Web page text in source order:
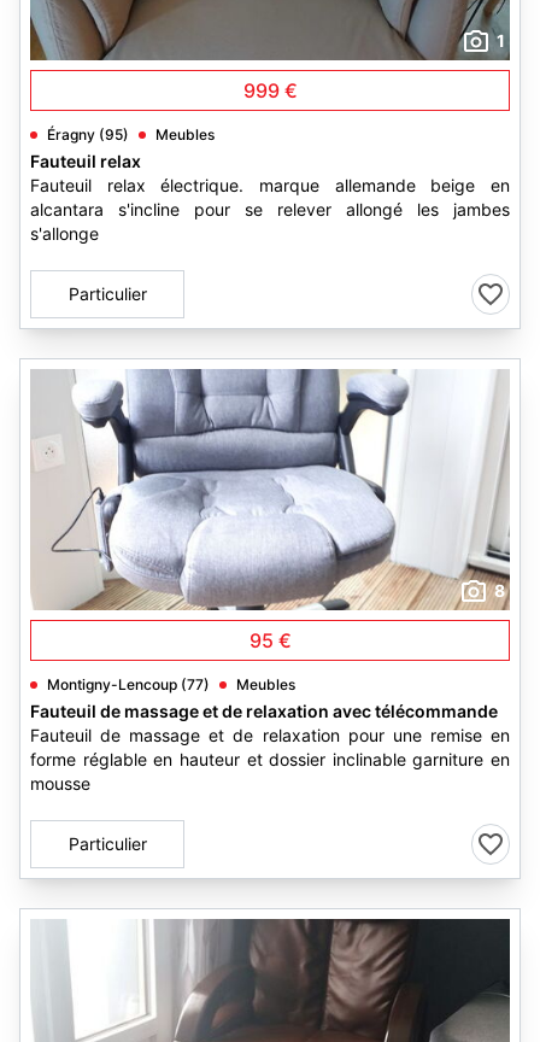
1
999 €
Éragny (95) Meubles
Fauteuil relax
Fauteuil relax électrique. marque allemande beige en
alcantara s'incline pour se relever allongé les jambes
s'allonge
Particulier
8
95 €
Montigny-Lencoup (77) Meubles
Fauteuil de massage et de relaxation avec télécommande
Fauteuil de massage et de relaxation pour une remise en
forme réglable en hauteur et dossier inclinable garniture en
mousse
Particulier